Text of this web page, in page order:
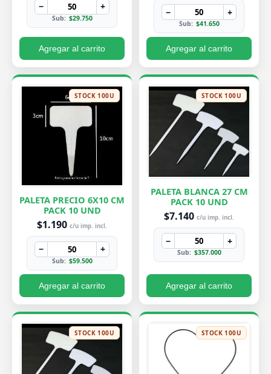
− +
Sub: $29.750
Agregar al carrito
− +
Sub: $41.650
Agregar al carrito
STOCK 100U
PALETA PRECIO 6X10 CM
PACK 10 UND
$1.190 c/u imp. incl.
− +
Sub: $59.500
Agregar al carrito
STOCK 100U
PALETA BLANCA 27 CM
PACK 10 UND
$7.140 c/u imp. incl.
− +
Sub: $357.000
Agregar al carrito
STOCK 100U STOCK 100U